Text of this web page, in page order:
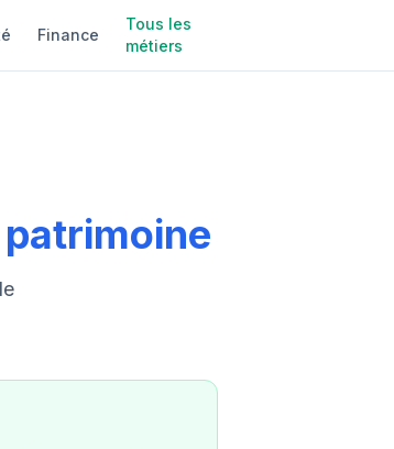
Finance
Tous les
métiers